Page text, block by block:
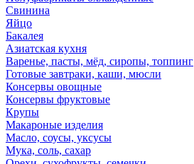
Свинина
Яйцо
Бакалея
Азиатская кухня
Варенье, пасты, мёд, сиропы, топпинг
Готовые завтраки, каши, мюсли
Консервы овощные
Консервы фруктовые
Крупы
Макароные изделия
Масло, соусы, уксусы
Мука, соль, сахар